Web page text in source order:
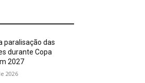
paralisação das
durante Copa
2027
2026